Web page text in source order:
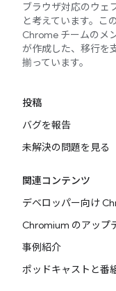
ブラウザ対応のウェ
と考えています。こ
Chrome チームのメ
が作成した、移行を
揃っています。
投稿
バグを報告
未解決の問題を見る
関連コンテンツ
デベロッパー向け
Chromium のアップ
事例紹介
ポッドキャストと番